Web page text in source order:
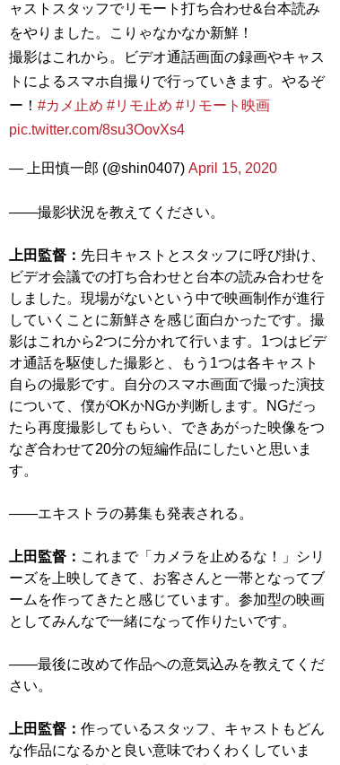
ャストスタッフでリモート打ち合わせ&台本読み
をやりました。こりゃなかなか新鮮！
撮影はこれから。ビデオ通話画面の録画やキャス
トによるスマホ自撮りで行っていきます。やるぞ
ー！ #カメ止め #リモ止め #リモート映画
pic.twitter.com/8su3OovXs4
— 上田慎一郎 (@shin0407) April 15, 2020
――撮影状況を教えてください。
上田監督： 先日キャストとスタッフに呼び掛け、
ビデオ会議での打ち合わせと台本の読み合わせを
しました。現場がないという中で映画制作が進行
していくことに新鮮さを感じ面白かったです。撮
影はこれから2つに分かれて行います。1つはビデ
オ通話を駆使した撮影と、もう1つは各キャスト
自らの撮影です。自分のスマホ画面で撮った演技
について、僕がOKかNGか判断します。NGだっ
たら再度撮影してもらい、できあがった映像をつ
なぎ合わせて20分の短編作品にしたいと思いま
す。
――エキストラの募集も発表される。
上田監督： これまで「カメラを止めるな！」シリ
ーズを上映してきて、お客さんと一帯となってブ
ームを作ってきたと感じています。参加型の映画
としてみんなで一緒になって作りたいです。
――最後に改めて作品への意気込みを教えてくだ
さい。
上田監督： 作っているスタッフ、キャストもどん
な作品になるかと良い意味でわくわくしていま